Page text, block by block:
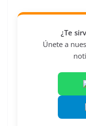
¿Te
Únete a